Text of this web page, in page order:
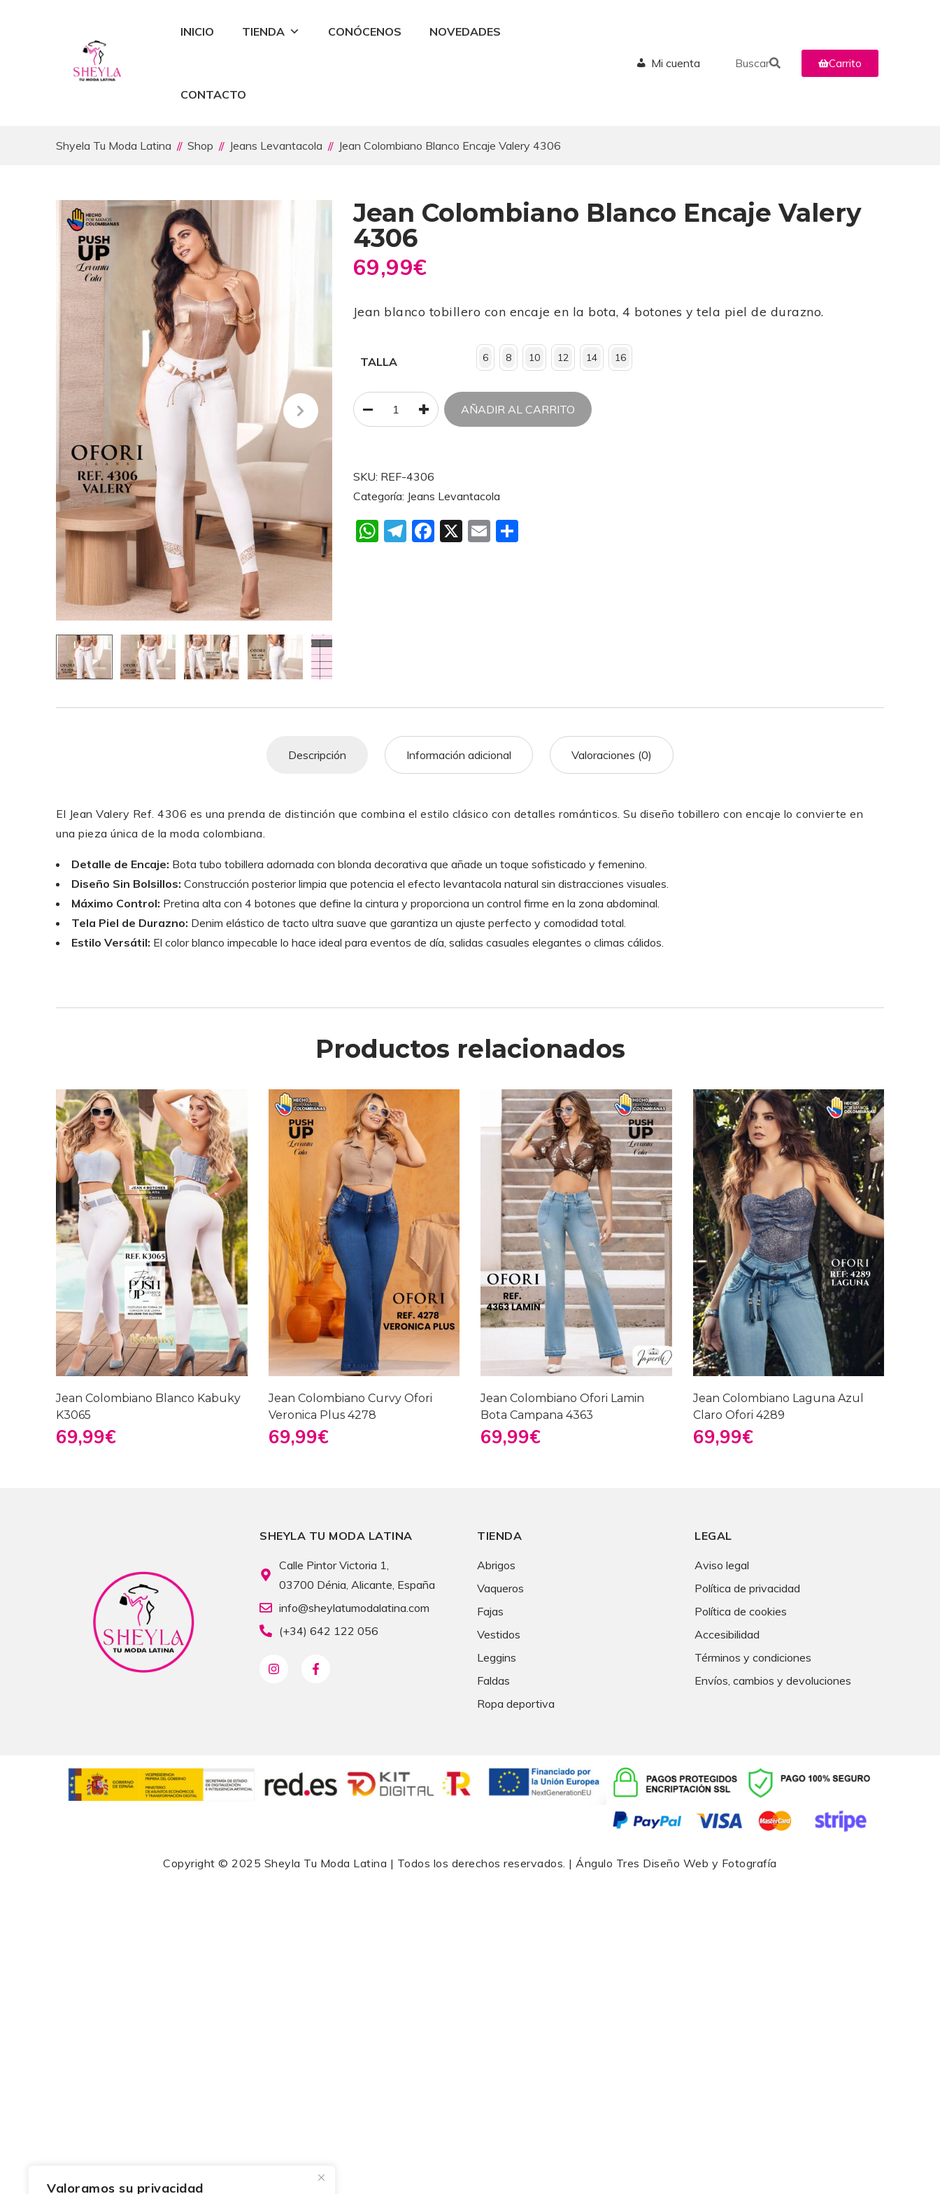
Valoramos su privacidad
INICIO TIENDA CONÓCENOS NOVEDADES
CONTACTO
Mi cuenta Buscar Carrito
Shyela Tu Moda Latina Shop Jeans Levantacola Jean Colombiano Blanco Encaje Valery 4306
Jean Colombiano Blanco Encaje Valery
4306
69,99€
Jean blanco tobillero con encaje en la bota, 4 botones y tela piel de durazno.
TALLA 6 8 10 12 14 16
AÑADIR AL CARRITO
SKU: REF-4306
Categoría: Jeans Levantacola
WT F X E C
Descripción Información adicional Valoraciones (0)
El Jean Valery Ref. 4306 es una prenda de distinción que combina el estilo clásico con detalles románticos. Su diseño tobillero con encaje lo convierte en
una pieza única de la moda colombiana.
Detalle de Encaje: Bota tubo tobillera adornada con blonda decorativa que añade un toque sofisticado y femenino.
Diseño Sin Bolsillos: Construcción posterior limpia que potencia el efecto levantacola natural sin distracciones visuales.
Máximo Control: Pretina alta con 4 botones que define la cintura y proporciona un control firme en la zona abdominal.
Tela Piel de Durazno: Denim elástico de tacto ultra suave que garantiza un ajuste perfecto y comodidad total.
Estilo Versátil: El color blanco impecable lo hace ideal para eventos de día, salidas casuales elegantes o climas cálidos.
Productos relacionados
Jean Colombiano Blanco Kabuky
K3065
69,99€
Jean Colombiano Curvy Ofori
Veronica Plus 4278
69,99€
Jean Colombiano Ofori Lamin
Bota Campana 4363
69,99€
Jean Colombiano Laguna Azul
Claro Ofori 4289
69,99€
SHEYLA TU MODA LATINA
Calle Pintor Victoria 1,
03700 Dénia, Alicante, España
info@sheylatumodalatina.com
(+34) 642 122 056
TIENDA
Abrigos
Vaqueros
Fajas
Vestidos
Leggins
Faldas
Ropa deportiva
LEGAL
Aviso legal
Política de privacidad
Política de cookies
Accesibilidad
Términos y condiciones
Envíos, cambios y devoluciones
Copyright © 2025 Sheyla Tu Moda Latina | Todos los derechos reservados. | Ángulo Tres Diseño Web y Fotografía